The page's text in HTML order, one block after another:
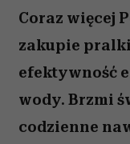
Coraz więcej
zakupie
efektywność
wody. Brzmi
codzienne